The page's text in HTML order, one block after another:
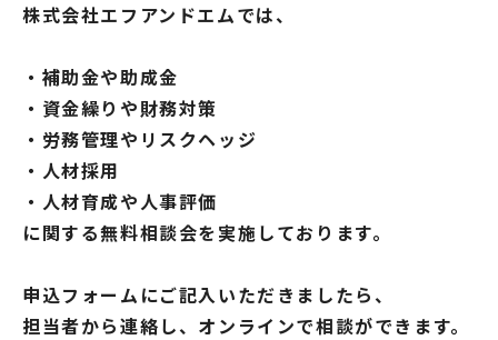
株式会社エフアンドエムでは、
・補助金や助成金
・資金繰りや財務対策
・労務管理やリスクヘッジ
・人材採用
・人材育成や人事評価
に関する無料相談会を実施しております。
申込フォームにご記入いただきましたら、
担当者から連絡し、オンラインで相談ができます。